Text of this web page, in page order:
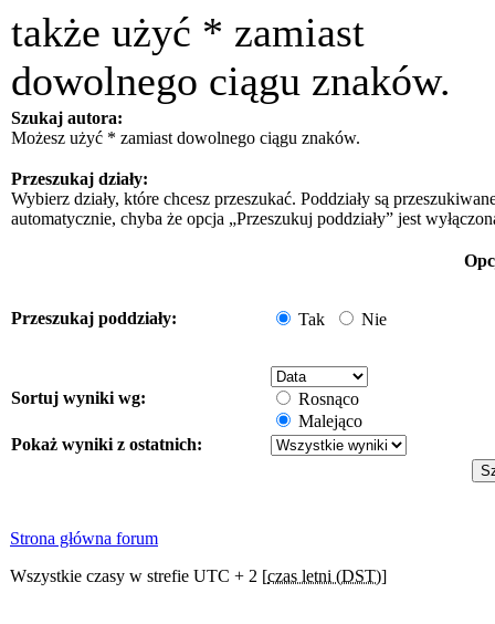
także użyć * zamiast
dowolnego ciągu znaków.
Szukaj autora:
Możesz użyć * zamiast dowolnego ciągu znaków.
Przeszukaj działy:
Wybierz działy, które chcesz przeszukać. Poddziały są
automatycznie, chyba że opcja „Przeszukuj poddziały” jest
Przeszukaj poddziały: Tak Nie
Sortuj wyniki wg:
Rosnąco
Malejąco
Pokaż wyniki z ostatnich:
Strona główna forum
Wszystkie czasy w strefie UTC + 2 [czas letni (DST)]